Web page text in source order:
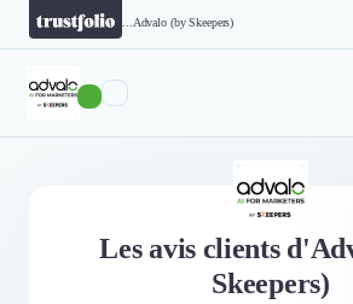
Advalo (by Skeepers)
Les avis clients
Skeepers)